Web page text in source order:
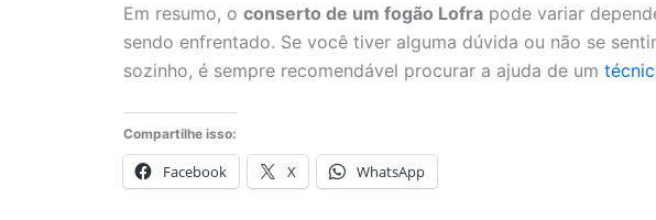
Em resumo, o conserto de um fogão Lofra pode variar
sendo enfrentado. Se você tiver alguma dúvida ou não se
sozinho, é sempre recomendável procurar a ajuda de um
Compartilhe isso:
Facebook X WhatsApp